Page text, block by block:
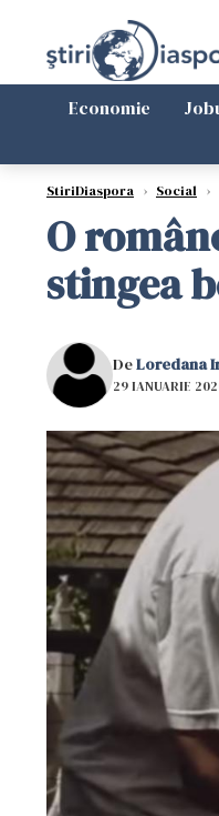
Economie
StiriDiaspora › Social ›
O
stingea
DeLoredana
29 IANUARIE